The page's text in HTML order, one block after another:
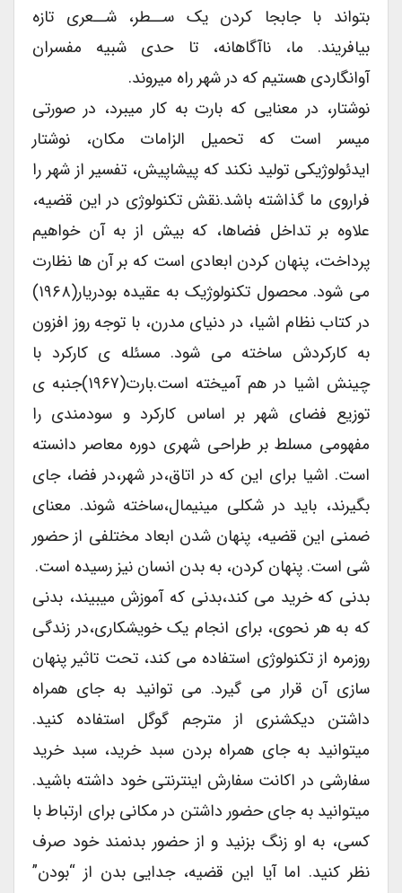
بتواند با جابجا کردن یک ســطر، شــعری تازه
بیافریند. ما، ناآگاهانه، تا حدی شبیه مفسران
آوانگاردی هستیم که در شهر راه میروند.
نوشتار، در معنایی که بارت به کار میبرد، در صورتی
میسر است که تحمیل الزامات مکان، نوشتار
ایدئولوژیکی تولید نکند که پیشاپیش، تفسیر از شهر را
فراروی ما گذاشته باشد.نقش تکنولوژی در این قضیه،
علاوه بر تداخل فضاها، که بیش از به آن خواهیم
پرداخت، پنهان کردن ابعادی است که بر آن ها نظارت
می شود. محصول تکنولوژیک به عقیده بودریار(۱۹۶۸)
در کتاب نظام اشیا، در دنیای مدرن، با توجه روز افزون
به کارکردش ساخته می شود. مسئله ی کارکرد با
چینش اشیا در هم آمیخته است.بارت(۱۹۶۷)جنبه ی
توزیع فضای شهر بر اساس کارکرد و سودمندی را
مفهومی مسلط بر طراحی شهری دوره معاصر دانسته
است. اشیا برای این که در اتاق،در شهر،در فضا، جای
بگیرند، باید در شکلی مینیمال،ساخته شوند. معنای
ضمنی این قضیه، پنهان شدن ابعاد مختلفی از حضور
شی است. پنهان کردن، به بدن انسان نیز رسیده است.
بدنی که خرید می کند،بدنی که آموزش میبیند، بدنی
که به هر نحوی، برای انجام یک خویشکاری،در زندگی
روزمره از تکنولوژی استفاده می کند، تحت تاثیر پنهان
سازی آن قرار می گیرد. می توانید به جای همراه
داشتن دیکشنری از مترجم گوگل استفاده کنید.
میتوانید به جای همراه بردن سبد خرید، سبد خرید
سفارشی در اکانت سفارش اینترنتی خود داشته باشید.
میتوانید به جای حضور داشتن در مکانی برای ارتباط با
کسی، به او زنگ بزنید و از حضور بدنمند خود صرف
نظر کنید. اما آیا این قضیه، جدایی بدن از “بودن”